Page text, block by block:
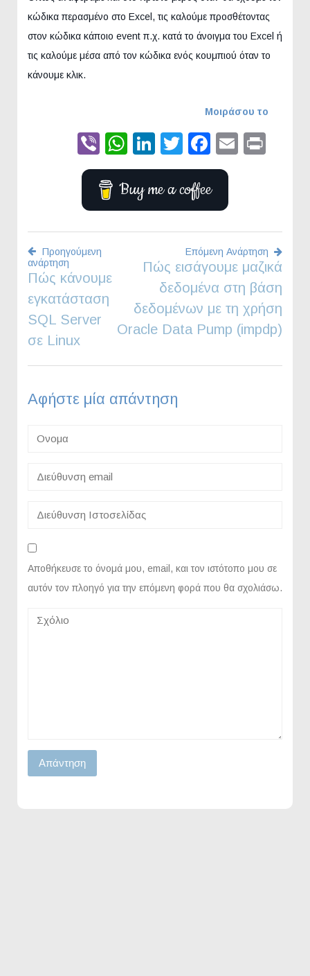
κώδικα περασμένο στο Excel, τις καλούμε προσθέτοντας
στον κώδικα κάποιο event π.χ. κατά το άνοιγμα του Excel ή
τις καλούμε μέσα από τον κώδικα ενός κουμπιού όταν το
κάνουμε κλικ.
Μοιράσου το
ViberWhatsApp
LinkedIn
TwitterEmail
Buy me a coffee
Πλοήγηση
άρθρων
Προηγούμενη
ανάρτηση
Πώς κάνουμε
εγκατάσταση
SQL Server
σε Linux
Επόμενη Ανάρτηση
Πώς εισάγουμε μαζικά
δεδομένα στη βάση
δεδομένων με τη χρήση
Oracle Data Pump (impdp)
Αφήστε μία απάντηση
Αποθήκευσε το όνομά μου, email, και τον ιστότοπο μου σε
αυτόν τον πλοηγό για την επόμενη φορά που θα σχολιάσω.